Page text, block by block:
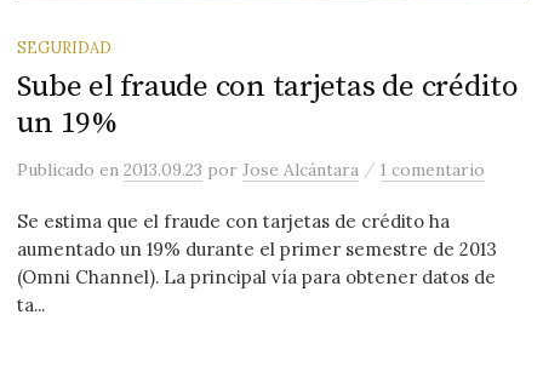
SEGURIDAD
Sube el fraude con tarjetas de crédito
un 19%
Publicadoen2013.09.23 porJose Alcántara /1 comentario
Se estima que el fraude con tarjetas de crédito ha
aumentado un 19% durante el primer semestre de 2013
(Omni Channel). La principal vía para obtener datos de
ta...